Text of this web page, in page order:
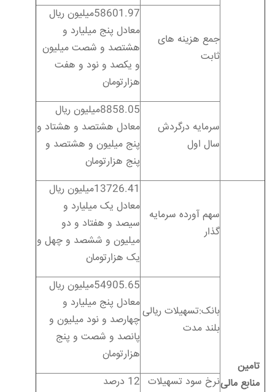
جمع هزینه های
ثابت
58601.97میلیون ریال
معادل پنج میلیارد و
هشتصد و شصت میلیون
و یکصد و نود و هفت
هزارتومان
سرمایه درگردش
سال اول
8858.05میلیون ریال
معادل هشتصد و هشتاد و
پنج میلیون و هشتصد و
پنج هزارتومان
تامین
منابع مالی
سهم آورده سرمایه
گذار
13726.41میلیون ریال
معادل یک میلیارد و
سیصد و هفتاد و دو
میلیون و ششصد و چهل و
یک هزارتومان
بانک:تسهیلات ریالی
بلند مدت
54905.65میلیون ریال
معادل پنج میلیارد و
چهارصد و نود میلیون و
پانصد و شصت و پنج
هزارتومان
نرخ سود تسهیلات 12 درصد